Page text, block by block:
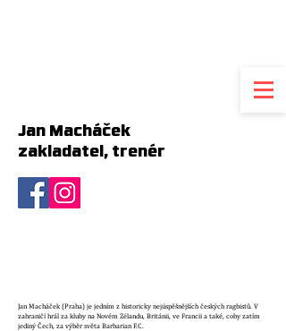
Jan Macháček
zakladatel, trenér
Jan Macháček (Praha) je jedním z historicky nejúspěšnějších českých ragbistů. V
zahraničí hrál za kluby na Novém Zélandu, Británii, ve Francii a také, coby zatím
jediný Čech, za výběr světa Barbarian F.C.